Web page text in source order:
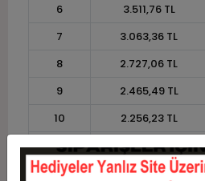
6
3.511,76 TL
7
3.063,36 TL
8
2.727,06 TL
9
2.465,49 TL
10
2.256,23 TL
11
2.068,07 TL
12
1.926,81 TL